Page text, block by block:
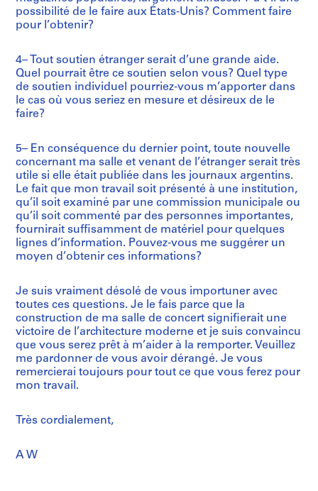
possibilité de le faire aux États-Unis? Comment faire
pour l’obtenir?
4– Tout soutien étranger serait d’une grande aide.
Quel pourrait être ce soutien selon vous? Quel type
de soutien individuel pourriez-vous m’apporter dans
le cas où vous seriez en mesure et désireux de le
faire?
5– En conséquence du dernier point, toute nouvelle
concernant ma salle et venant de l’étranger serait très
utile si elle était publiée dans les journaux argentins.
Le fait que mon travail soit présenté à une institution,
qu’il soit examiné par une commission municipale ou
qu’il soit commenté par des personnes importantes,
fournirait suffisamment de matériel pour quelques
lignes d’information. Pouvez-vous me suggérer un
moyen d’obtenir ces informations?
Je suis vraiment désolé de vous importuner avec
toutes ces questions. Je le fais parce que la
construction de ma salle de concert signifierait une
victoire de l’architecture moderne et je suis convaincu
que vous serez prêt à m’aider à la remporter. Veuillez
me pardonner de vous avoir dérangé. Je vous
remercierai toujours pour tout ce que vous ferez pour
mon travail.
Très cordialement,
A W